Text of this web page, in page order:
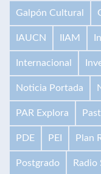
Galpón Cultural
IAUCN IIAM
Internacional
Noticia Portada
PAR Explora
PDE PEI Plan
Postgrado Radio